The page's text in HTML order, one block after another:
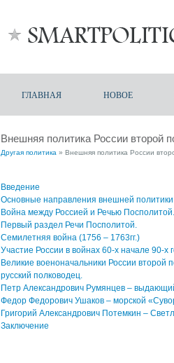
ГЛАВНАЯ НОВОЕ
Внешняя политика России второй
Другая политика » Внешняя политика России
Введение
Основные направления внешней политики
Война между Россией и Речью Посполитой.
Первый раздел Речи Посполитой.
Семилетняя война (1756 – 1763гг.)
Участие России в войнах 60-х начале 90-х
Великие военоначальники России второй
русский полководец.
Петр Александрович Румянцев –
Федор Федорович Ушаков – морской
Григорий Александрович Потемкин –
Заключение